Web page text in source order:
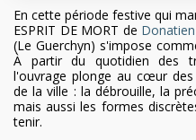
En cette période festive qui
ESPRIT DE MORT de
(Le Guerchyn) s'impose
À partir du quotidien des
l'ouvrage plonge au cœur
de la ville : la débrouille, la
mais aussi les formes
tenir.